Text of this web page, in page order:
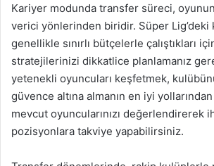
Kariyer modunda transfer süreci,
verici yönlerinden biridir. Süper Lig’deki
genellikle sınırlı bütçelerle çalıştıkları
stratejilerinizi dikkatlice planlamanız
yetenekli oyuncuları keşfetmek,
güvence altına almanın en iyi
mevcut oyuncularınızı değerlendirerek
pozisyonlara takviye yapabilirsiniz.